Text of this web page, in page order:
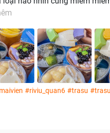
#riviu_quan6 #trasu